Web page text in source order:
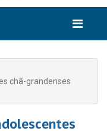
chã-grandenses